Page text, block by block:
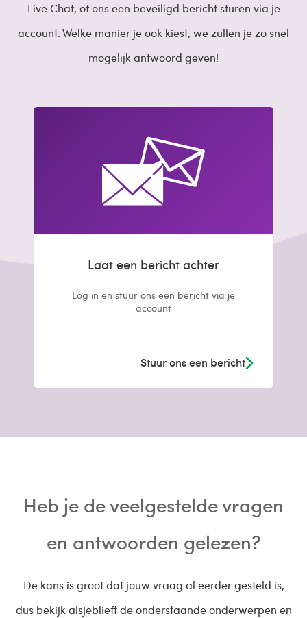
Live Chat, of ons een beveiligd bericht sturen via je
account. Welke manier je ook kiest, we zullen je zo snel
mogelijk antwoord geven!
Laat een bericht achter
Log in en stuur ons een bericht via je
account
Stuur ons een bericht
Heb je de veelgestelde vragen
en antwoorden gelezen?
De kans is groot dat jouw vraag al eerder gesteld is,
dus bekijk alsjeblieft de onderstaande onderwerpen en